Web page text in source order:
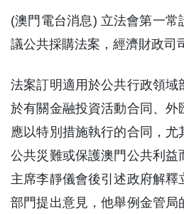
(澳門電台消息) 立法會第一常
議公共採購法案，經濟財政司
法案訂明適用於公共行政領域
於有關金融投資活動合同、外
應以特別措施執行的合同，
公共災難或保護澳門公共利益
主席李靜儀會後引述政府解
部門提出意見，他舉例金管局